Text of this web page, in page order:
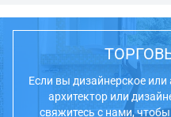
Если вы дизайнерское
архитектор или
свяжитесь с нами,